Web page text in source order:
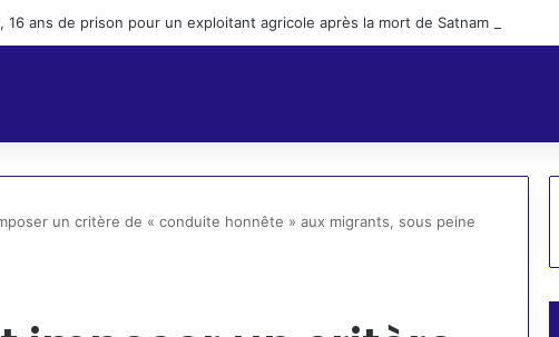
16 ans de prison pour un exploitant agricole après la mort de Satnam Singh,
un critère de « conduite honnête » aux migrants, sous peine